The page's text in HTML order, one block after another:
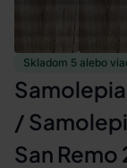
Skladom 5 alebo
/
San